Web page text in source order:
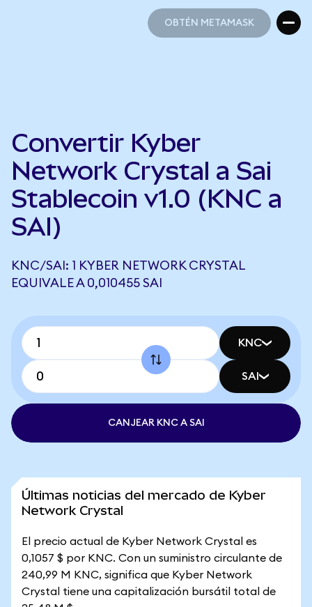
OBTÉN METAMASK
Convertir Kyber
Network Crystal a Sai
Stablecoin v1.0 (KNC a
SAI)
KNC/SAI: 1 KYBER NETWORK CRYSTAL
EQUIVALE A 0,010455 SAI
KNC
SAI
CANJEAR KNC A SAI
Últimas noticias del mercado de Kyber
Network Crystal
El precio actual de Kyber Network Crystal es
0,1057 $ por KNC. Con un suministro circulante de
240,99 M KNC, significa que Kyber Network
Crystal tiene una capitalización bursátil total de